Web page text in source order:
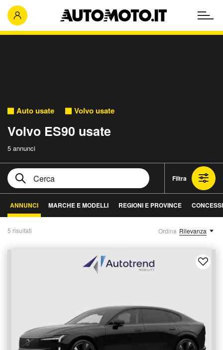
Auto usate Volvo usate
Volvo ES90 usate
5 annunci
Filtra
ANNUNCI MARCHE E MODELLI REGIONI E PROVINCE
5 risultati Ordina Rilevanza